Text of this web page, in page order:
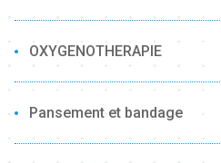
OXYGENOTHERAPIE
Pansement et bandage